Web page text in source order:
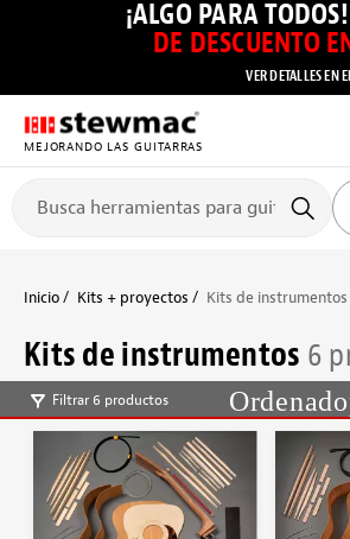
¡ALGO PARA TODOS!
DE DESCUENTO
VER DETALLES EN
MEJORANDO LAS GUITARRAS
Inicio Kits + proyectos Kits de instrumentos
Kits de instrumentos 6
Filtrar 6 productos